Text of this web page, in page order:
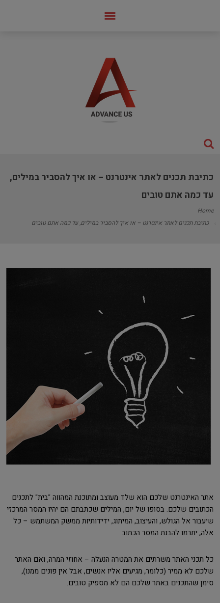
כתיבת תכנים לאתר אינטרנט – או איך להסביר במילים,
עד כמה אתם טובים
Home
כתיבת תכנים לאתר אינטרנט – או איך להסביר במילים, עד כמה אתם טובים
אתר האינטרנט שלכם הוא שלד מעוצב ומתוכנת המהווה "בית" לתכנים
הכתובים שלכם. בסופו של יום, המילים שכתבתם הם יהיו המסר המרכזי
שיעבור אל הגולש, והעיצוב, המיתוג, ידידותיות ממשק המשתמש – כל
אלה, יתרמו להבנת המסר הכתוב.
כל תכני האתר משרתים את המטרה הנעלה – אחוזי המרה, ואם האתר
שלכם לא ממיר (כלומר, מגיעים אליו אנשים, אבל אין פונים ממנו),
סימן שהתכנים באתר שלכם הם לא מספיק טובים.